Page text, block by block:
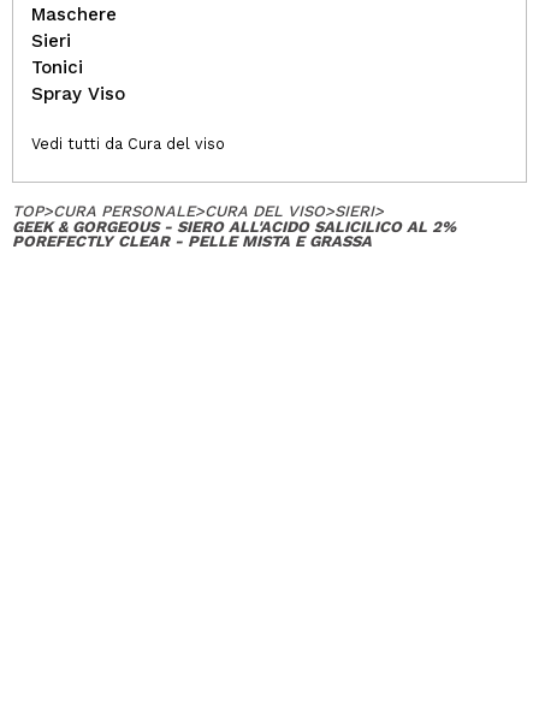
Maschere
Sieri
Tonici
Spray Viso
Vedi tutti da Cura del viso
TOP>CURA PERSONALE>CURA DEL VISO>SIERI>
GEEK & GORGEOUS - SIERO ALL'ACIDO SALICILICO AL 2%
POREFECTLY CLEAR - PELLE MISTA E GRASSA